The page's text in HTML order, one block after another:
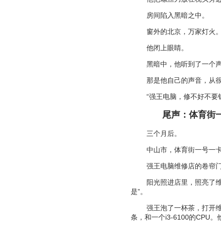
房间陷入黑暗之中。
窗外的北京，万家灯火
他闭上眼睛。
黑暗中，他听到了一个
那是他自己的声音，从
“强王电脑，修不好不要
尾声：体育街
三个月后。
中山市，体育街一号一
强王电脑维修店的卷帘
阳光照进店里，照亮了
是”。
强王泡了一杯茶，打开
条，和一个i3-6100的CPU。